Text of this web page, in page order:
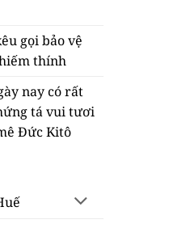
gọi bảo vệ
thính
nay có rất
tá vui tươi
Đức Kitô